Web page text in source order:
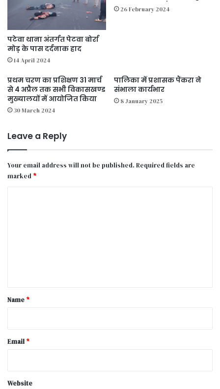
पटेवा थाना अंतर्गत पेटवा बोर्रा
मोड़़ के पास दर्दनाक हाद
14 April 2024
26 February 2024
प्रथम चरण का प्रशिक्षण 31 मार्च
से 4 अप्रैल तक सभी विकासखण्ड
मुख्यालयों में आयोजित किया
30 March 2024
पालिका में प्रशासक पैंकरा ने
संभाला कार्यभार
8 January 2025
Leave a Reply
Your email address will not be published. Required fields are
marked *
*
Name *
Email *
Website